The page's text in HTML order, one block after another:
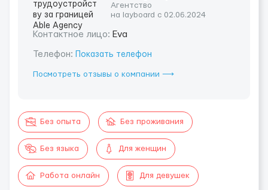
Агентство
на layboard с 02.06.2024
Контактное лицо: Eva
Телефон: Показать телефон
Посмотреть отзывы о компании ⟶
Без опыта Без проживания
Без языка Для женщин
Работа онлайн Для девушек